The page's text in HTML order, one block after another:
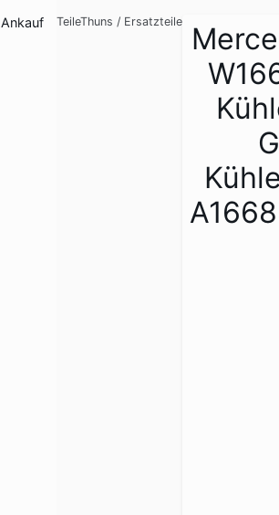
Ankauf TeileThuns / Ersatzteile